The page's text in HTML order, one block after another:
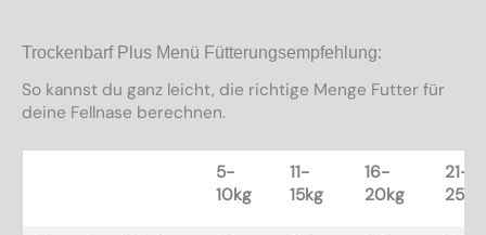
Trockenbarf Plus Menü Fütterungsempfehlung:
So kannst du ganz leicht, die richtige Menge Futter für
deine Fellnase berechnen.
5-
10kg
11-
15kg
16-
20kg
21-
25kg